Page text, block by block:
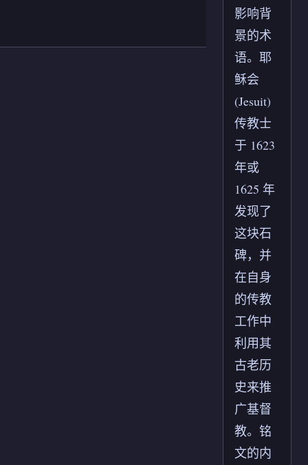
影响背
景的术
语。耶
稣会
(Jesuit)
传教士
于 1623
年或
1625 年
发现了
这块石
碑，并
在自身
的传教
工作中
利用其
古老历
史来推
广基督
教。铭
文的内